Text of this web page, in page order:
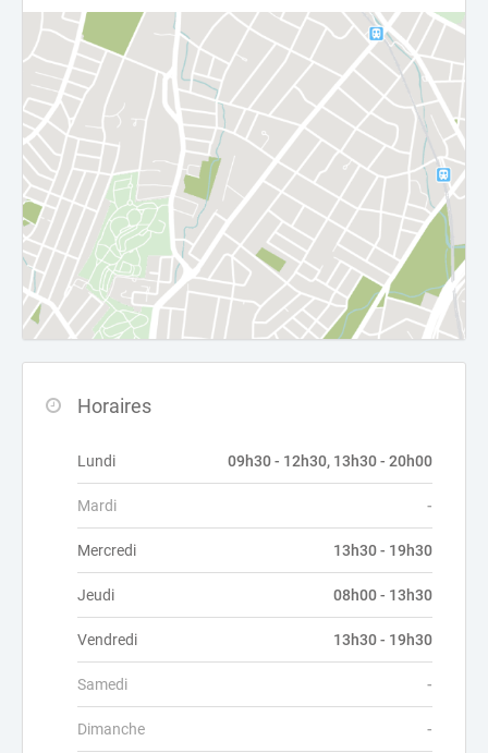
Horaires
Lundi 09h30 - 12h30, 13h30 - 20h00
Mardi -
Mercredi 13h30 - 19h30
Jeudi 08h00 - 13h30
Vendredi 13h30 - 19h30
Samedi -
Dimanche -